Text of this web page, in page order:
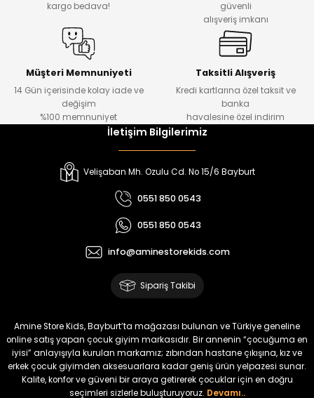
Urban Kız Çocuk Süveterli Tunik Gömlek Navi Kız Çocuk Kot Pantolon
₺ 650
Melra Kız Çocuk Kot Pantolon
%15
Tivon Kız Çocuk 3’lü Takım
₺ 2.340
Koren Kız Çocuk ve Bebek Tayt
₺ 320
₺ 250
Yeni
Koren Kız Çocuk ve Bebek Tayt
₺ 320
₺ 250
%22
Koren Kız Çocuk ve Bebek Tayt
%22
Koren Kız Çocuk ve Bebek Tayt
kargo bedava!
güvenli
alışveriş imkanı
Müşteri Memnuniyeti
14 Gün içerisinde kolay iade ve
değişim
%100 memnuniyet
Taksitli Alışveriş
Kredi kartlarına özel taksit ve
banka
havalesine özel indirim
İletişim Bilgilerimiz
Velişaban Mh. Ozulu Cd. No 15/6 Bayburt
0551 850 0543
0551 850 0543
info@aminestorekids.com
Sipariş Takibi
Amine Store Kids, Bayburt’ta mağazası bulunan ve Türkiye geneline
online satış yapan çocuk giyim markasıdır. Bir annenin “çocuğuma en
iyisi” anlayışıyla kurulan markamız; zıbından hastane çıkışına, kız ve
erkek çocuk giyimden aksesuarlara kadar geniş ürün yelpazesi sunar.
Kalite, konfor ve güveni bir araya getirerek çocuklar için en doğru
seçimleri sizlerle buluşturuyoruz. Devamı..